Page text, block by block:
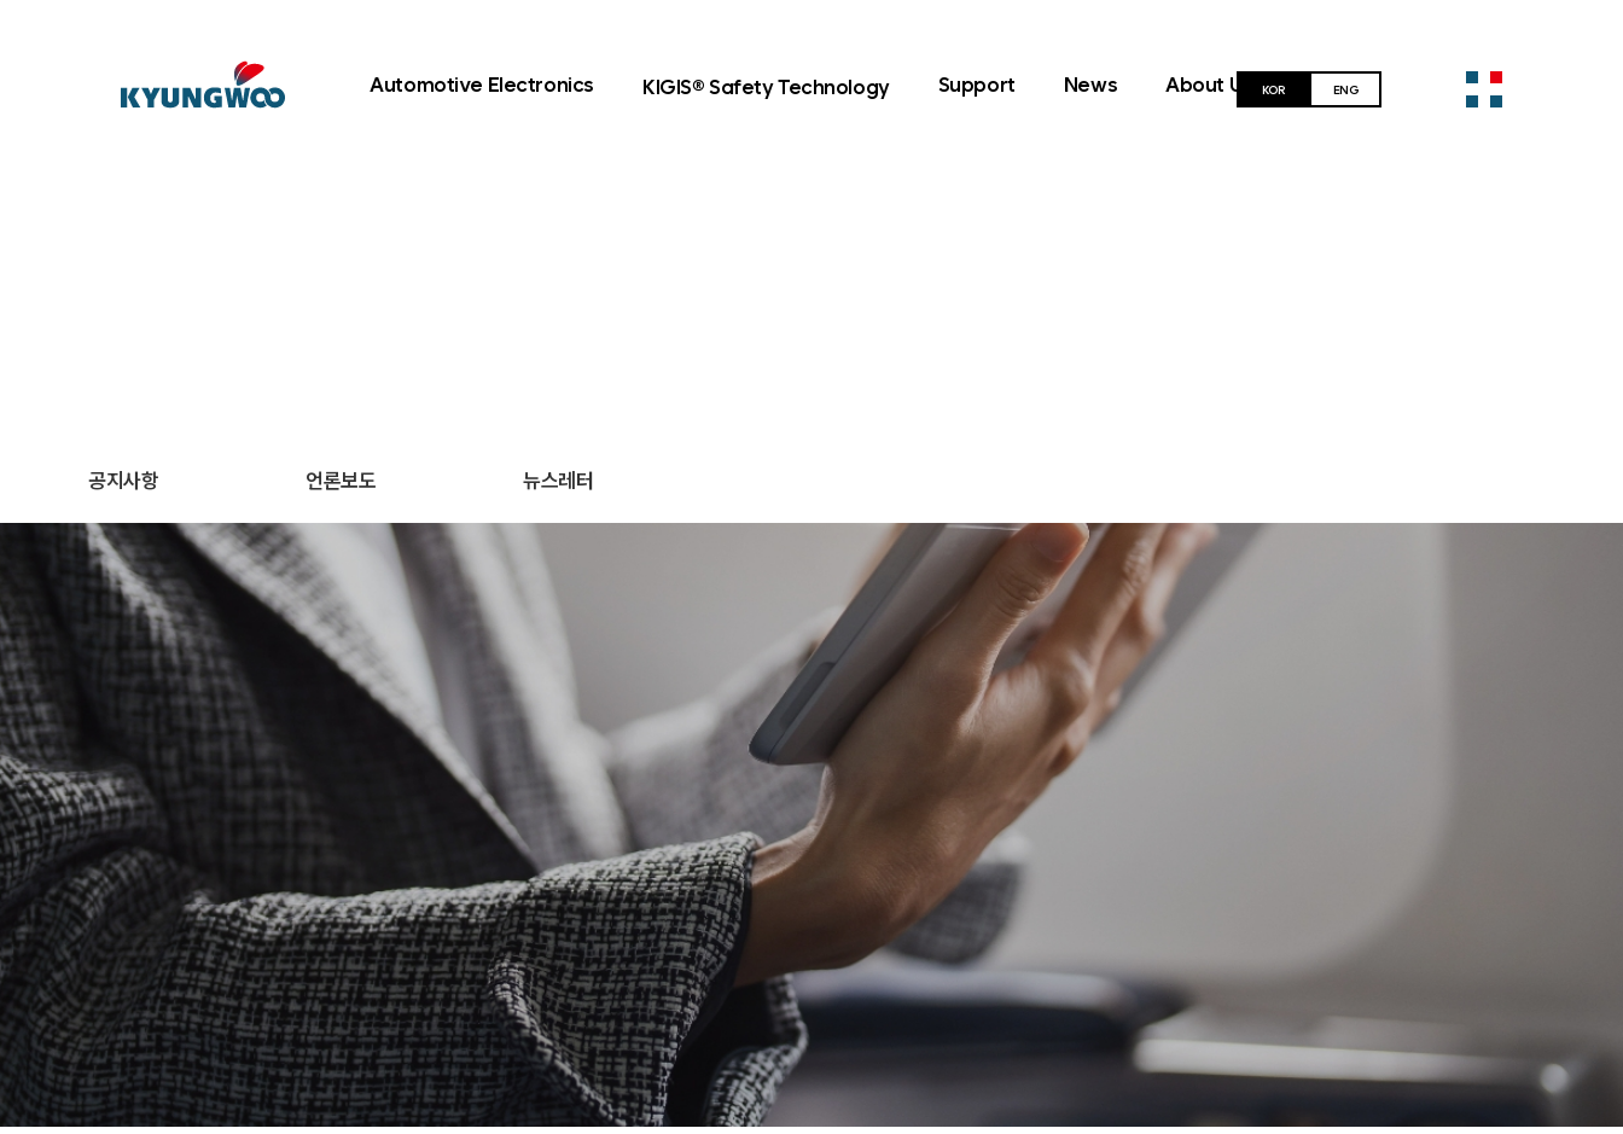
KOR ENG
Automotive Electronics KIGIS® Safety Technology Support News About Us
공지사항 언론보도 뉴스레터